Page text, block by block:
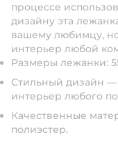
процессе
дизайну эта
вашему любимцу,
интерьер любой
Размеры лежанки:
Стильный дизайн
интерьер любого
Качественные
полиэстер.